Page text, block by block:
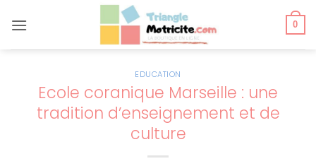
au
0
EDUCATION
Ecole coranique Marseille : une
tradition d’enseignement et de
culture